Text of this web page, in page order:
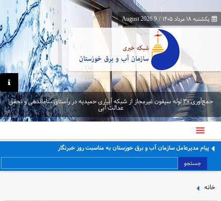
یکشنبه ۱۸ مرداد ۱۴۰۵ /
9 August 2026
جمع‌آوری ۳۰ لوله سیفون غیرمجاز از شبکه آبیاری حمیدیه در راستای ساماندهی و تحقق
عدالت آبی
پیام مدیرعامل سازمان آب و برق خوزستان به مناسبت روز خبرنگار
جستجو
خانه